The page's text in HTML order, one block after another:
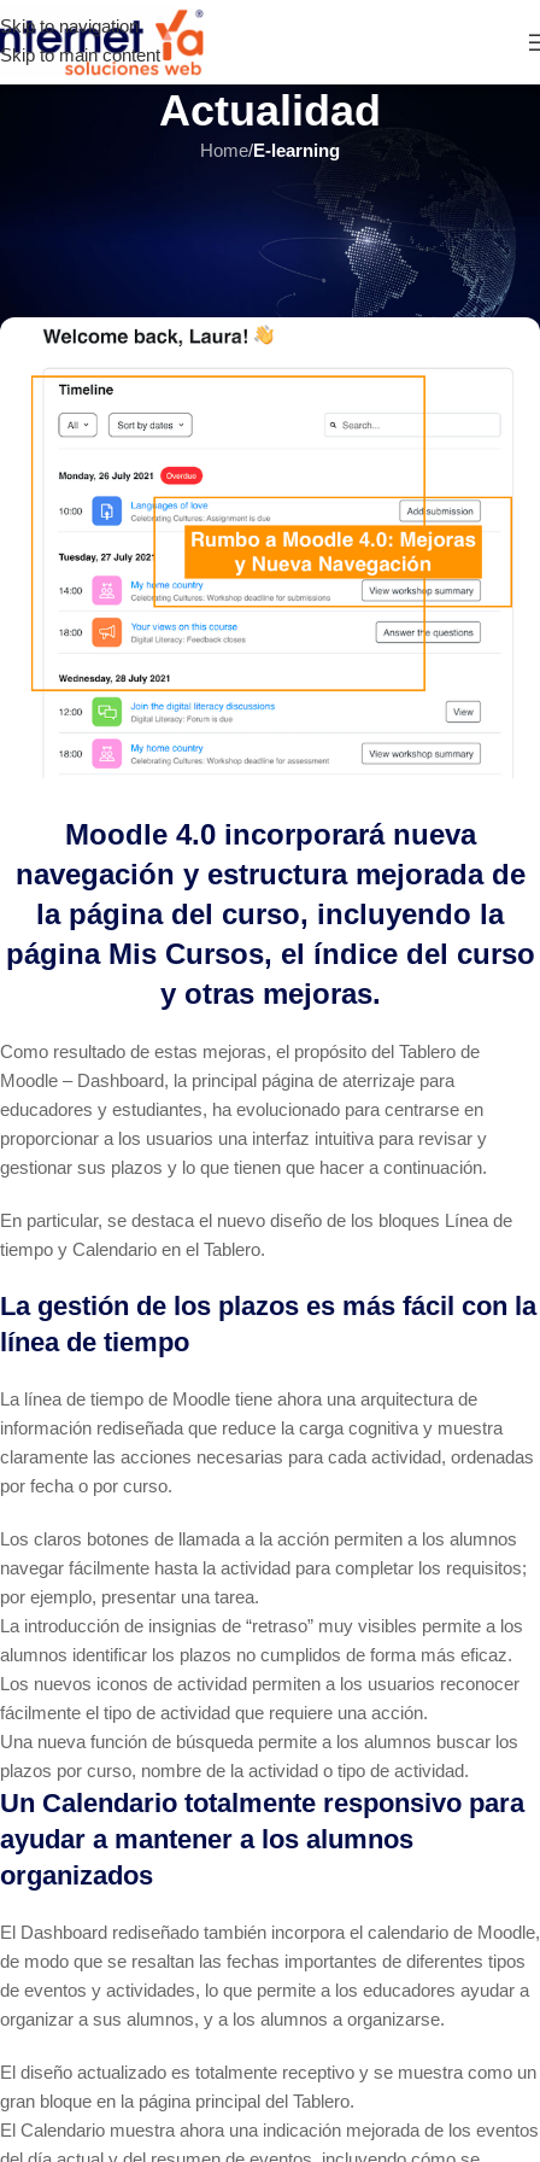
Skip to navigation
Skip to main content
Actualidad
Home/E-learning
ÚLTIMOS ARTÍCULOS
Rumbo a Moodle 4.0: Mejoras y
Nueva Navegación
INTERNET YA Soluciones Web el 10 noviembre, 2021
Moodle 4.0 incorporará nueva
navegación y estructura mejorada de
la página del curso, incluyendo la
página Mis Cursos, el índice del curso
y otras mejoras.
Como resultado de estas mejoras, el propósito del Tablero de
Moodle – Dashboard, la principal página de aterrizaje para
educadores y estudiantes, ha evolucionado para centrarse en
proporcionar a los usuarios una interfaz intuitiva para revisar y
gestionar sus plazos y lo que tienen que hacer a continuación.
En particular, se destaca el nuevo diseño de los bloques Línea de
tiempo y Calendario en el Tablero.
La gestión de los plazos es más fácil con la
línea de tiempo
La línea de tiempo de Moodle tiene ahora una arquitectura de
información rediseñada que reduce la carga cognitiva y muestra
claramente las acciones necesarias para cada actividad, ordenadas
por fecha o por curso.
Los claros botones de llamada a la acción permiten a los alumnos
navegar fácilmente hasta la actividad para completar los requisitos;
por ejemplo, presentar una tarea.
La introducción de insignias de “retraso” muy visibles permite a los
alumnos identificar los plazos no cumplidos de forma más eficaz.
Los nuevos iconos de actividad permiten a los usuarios reconocer
fácilmente el tipo de actividad que requiere una acción.
Una nueva función de búsqueda permite a los alumnos buscar los
plazos por curso, nombre de la actividad o tipo de actividad.
Un Calendario totalmente responsivo para
ayudar a mantener a los alumnos
organizados
El Dashboard rediseñado también incorpora el calendario de Moodle,
de modo que se resaltan las fechas importantes de diferentes tipos
de eventos y actividades, lo que permite a los educadores ayudar a
organizar a sus alumnos, y a los alumnos a organizarse.
El diseño actualizado es totalmente receptivo y se muestra como un
gran bloque en la página principal del Tablero.
El Calendario muestra ahora una indicación mejorada de los eventos